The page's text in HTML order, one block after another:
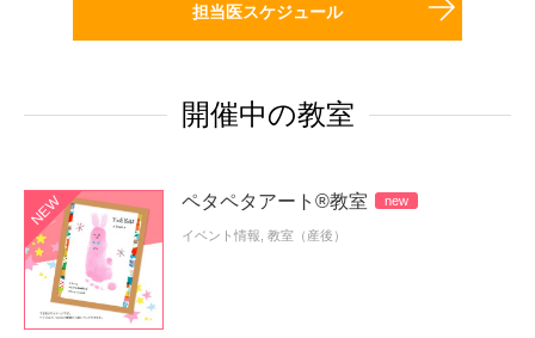
担当医スケジュール
開催中の教室
NEW ペタペタアート®教室 new
イベント情報 教室（産後）